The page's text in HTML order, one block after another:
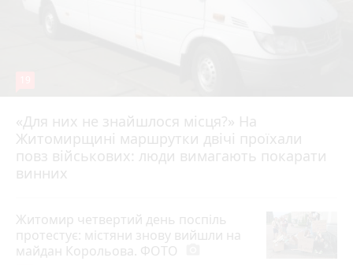
«Для них не знайшлося місця?» На
Житомирщині маршрутки двічі проїхали
повз військових: люди вимагають покарати
винних
17 липня 2026 р.
Житомир четвертий день поспіль
протестує: містяни знову вийшли на
майдан Корольова. ФОТО